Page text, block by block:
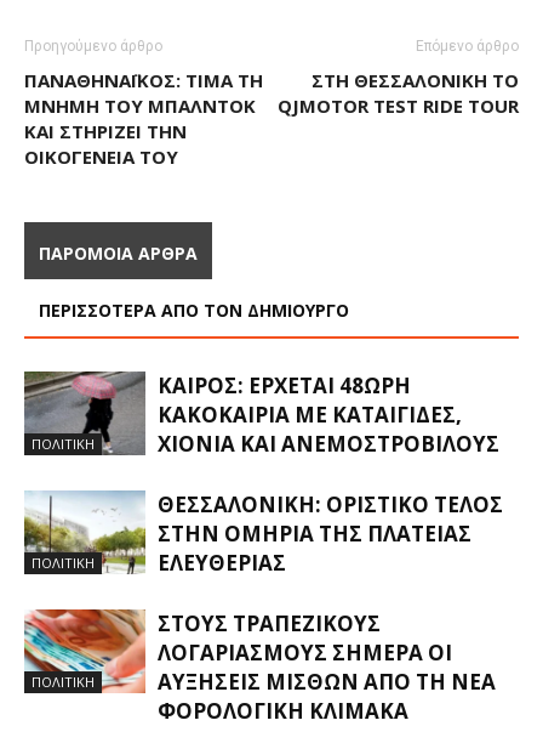
Προηγούμενο άρθρο
ΠΑΝΑΘΗΝΑΪΚΌΣ: ΤΙΜΆ ΤΗ
ΜΝΉΜΗ ΤΟΥ ΜΠΆΛΝΤΟΚ
ΚΑΙ ΣΤΗΡΊΖΕΙ ΤΗΝ
ΟΙΚΟΓΈΝΕΙΆ ΤΟΥ
Επόμενο άρθρο
ΣΤΗ ΘΕΣΣΑΛΟΝΊΚΗ ΤΟ
QJMOTOR TEST RIDE TOUR
ΠΑΡΟΜΟΙΑ ΑΡΘΡΑ
ΠΕΡΙΣΣΟΤΕΡΑ ΑΠΟ ΤΟΝ ΔΗΜΙΟΥΡΓΟ
ΠΟΛΙΤΙΚΗ
ΚΑΙΡΌΣ: ΈΡΧΕΤΑΙ 48ΩΡΗ
ΚΑΚΟΚΑΙΡΊΑ ΜΕ ΚΑΤΑΙΓΊΔΕΣ,
ΧΙΌΝΙΑ ΚΑΙ ΑΝΕΜΟΣΤΡΌΒΙΛΟΥΣ
ΠΟΛΙΤΙΚΗ
ΘΕΣΣΑΛΟΝΊΚΗ: ΟΡΙΣΤΙΚΌ ΤΈΛΟΣ
ΣΤΗΝ ΟΜΗΡΊΑ ΤΗΣ ΠΛΑΤΕΊΑΣ
ΕΛΕΥΘΕΡΊΑΣ
ΠΟΛΙΤΙΚΗ
ΣΤΟΥΣ ΤΡΑΠΕΖΙΚΟΎΣ
ΛΟΓΑΡΙΑΣΜΟΎΣ ΣΉΜΕΡΑ ΟΙ
ΑΥΞΉΣΕΙΣ ΜΙΣΘΏΝ ΑΠΌ ΤΗ ΝΈΑ
ΦΟΡΟΛΟΓΙΚΉ ΚΛΊΜΑΚΑ